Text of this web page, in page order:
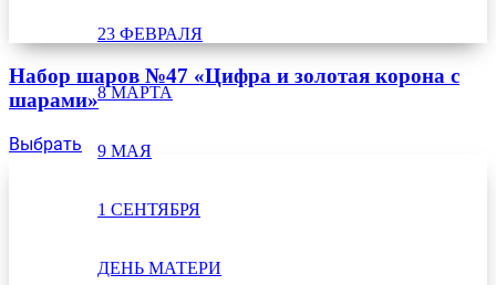
23 ФЕВРАЛЯ
8 МАРТА
9 МАЯ
1 СЕНТЯБРЯ
ДЕНЬ МАТЕРИ
Набор шаров №47 «Цифра и золотая корона с
шарами»
Выбрать